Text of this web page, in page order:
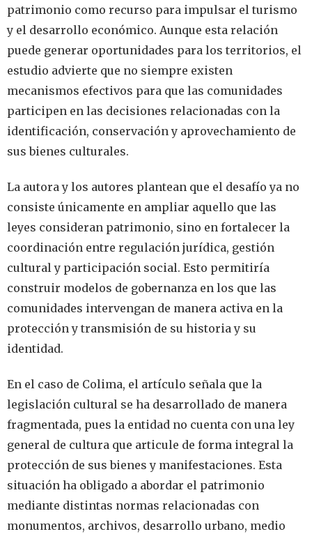
patrimonio como recurso para impulsar el turismo
y el desarrollo económico. Aunque esta relación
puede generar oportunidades para los territorios, el
estudio advierte que no siempre existen
mecanismos efectivos para que las comunidades
participen en las decisiones relacionadas con la
identificación, conservación y aprovechamiento de
sus bienes culturales.
La autora y los autores plantean que el desafío ya no
consiste únicamente en ampliar aquello que las
leyes consideran patrimonio, sino en fortalecer la
coordinación entre regulación jurídica, gestión
cultural y participación social. Esto permitiría
construir modelos de gobernanza en los que las
comunidades intervengan de manera activa en la
protección y transmisión de su historia y su
identidad.
En el caso de Colima, el artículo señala que la
legislación cultural se ha desarrollado de manera
fragmentada, pues la entidad no cuenta con una ley
general de cultura que articule de forma integral la
protección de sus bienes y manifestaciones. Esta
situación ha obligado a abordar el patrimonio
mediante distintas normas relacionadas con
monumentos, archivos, desarrollo urbano, medio